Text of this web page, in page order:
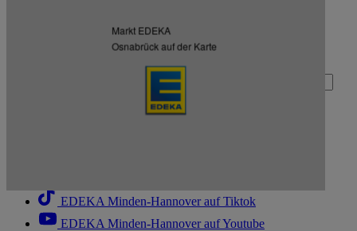
Markt EDEKA
Osnabrück auf der Karte
Zum Newsletter anmelden
Deine E-Mail-Adresse (Pflichtfeld)
EDEKA Minden-Hannover auf Tiktok
EDEKA Minden-Hannover auf Youtube